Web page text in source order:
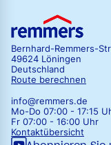
Bernhard-Remmers-
49624 Löningen
Deutschland
Route berechnen
info@remmers.de
Mo-Do 07:00 - 17:15
Fr 07:00 - 16:00 Uhr
Kontaktübersicht